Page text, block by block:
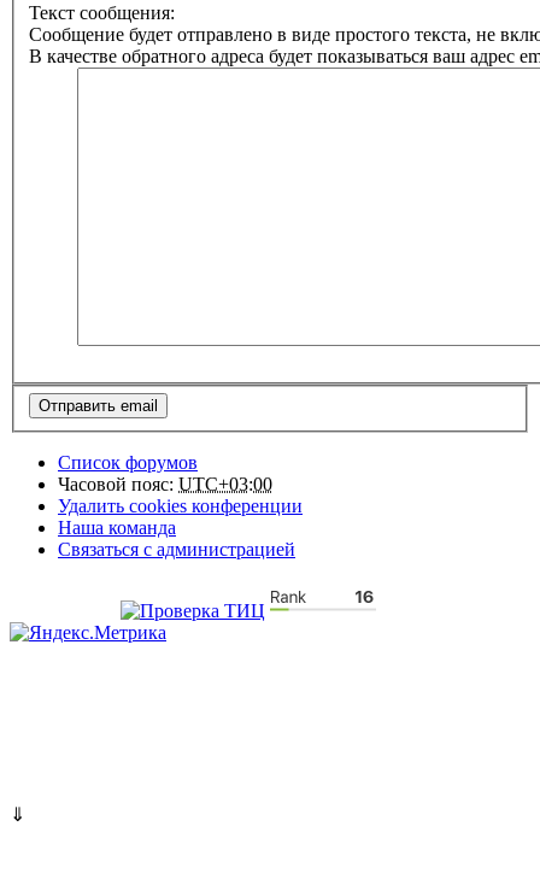
Текст сообщения:
Сообщение будет отправлено в виде простого текста, не
В качестве обратного адреса будет показываться ваш адрес
Список форумов
Часовой пояс: UTC+03:00
Удалить cookies конференции
Наша команда
Связаться с администрацией
⇓